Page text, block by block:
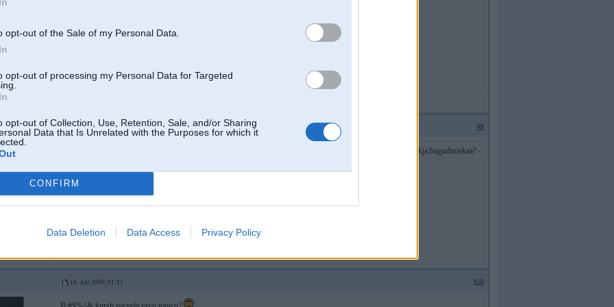
opt-out of the Sale of my Personal Data.
opt-out of processing my Personal Data for Targeted
opt-out of Collection, Use, Retention, Sale, and/or Sharing
Data that Is Unrelated with the Purposes for which it
CONFIRM
Data Deletion Data Access Privacy Policy
E30 318i, F11
16. Apr 2009, 01:09 #9
Zini ar ko atsikraas Volvo vadiitaajs no liikja bagazhniekaa? -
-----------------
Viss ko es daru, ir nepieciešams, pareizs un jauks!
16. Apr 2009, 01:11 #10